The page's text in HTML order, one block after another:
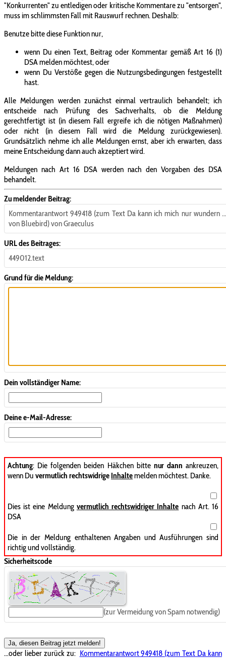
"Konkurrenten" zu entledigen oder kritische Kommentare zu "entsorgen",
muss im schlimmsten Fall mit Rauswurf rechnen. Deshalb:
Benutze bitte diese Funktion nur,
wenn Du einen Text, Beitrag oder Kommentar gemäß Art 16 (1)
DSA melden möchtest, oder
wenn Du Verstöße gegen die Nutzungsbedingungen festgestellt
hast.
Alle Meldungen werden zunächst einmal vertraulich behandelt; ich
entscheide nach Prüfung des Sachverhalts, ob die Meldung
gerechtfertigt ist (in diesem Fall ergreife ich die nötigen Maßnahmen)
oder nicht (in diesem Fall wird die Meldung zurückgewiesen).
Grundsätzlich nehme ich alle Meldungen ernst, aber ich erwarten, dass
meine Entscheidung dann auch akzeptiert wird.
Meldungen nach Art 16 DSA werden nach den Vorgaben des DSA
behandelt.
Zu meldender Beitrag:
Kommentarantwort 949418 (zum Text Da kann ich mich nur wundern ...
von Bluebird) von Graeculus
URL des Beitrages:
449012.text
Grund für die Meldung:
Dein vollständiger Name:
Deine e-Mail-Adresse:
Achtung: Die folgenden beiden Häkchen bitte nur dann ankreuzen,
wenn Du vermutlich rechtswidrige Inhaltemelden möchtest. Danke.
Dies ist eine Meldung vermutlich rechtswidriger Inhalte nach Art. 16
DSA
Die in der Meldung enthaltenen Angaben und Ausführungen sind
richtig und vollständig.
Sicherheitscode
(zur Vermeidung von Spam notwendig)
Ja, diesen Beitrag jetzt melden!
...oder lieber zurück zu: Kommentarantwort 949418 (zum Text Da kann